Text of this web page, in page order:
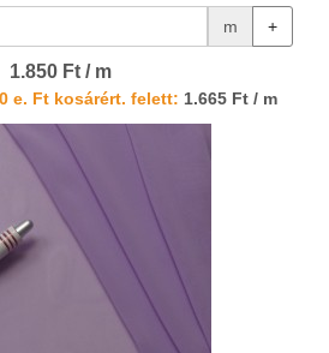
m +
1.850 Ft / m
e. Ft kosárért. felett: 1.665 Ft / m